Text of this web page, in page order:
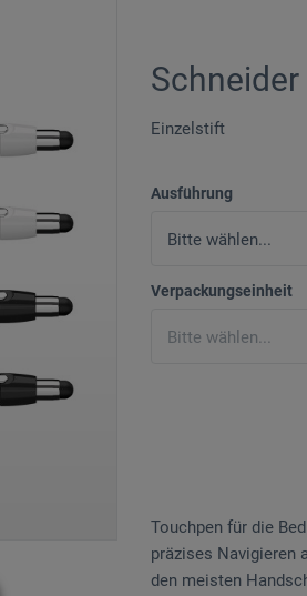
Einzelstift
Ausführung
Verpackungseinheit
Touchpen für die
präzises Navigieren
den meisten